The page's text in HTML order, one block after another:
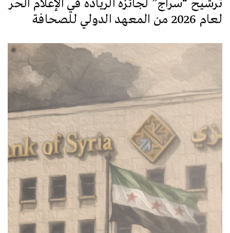
ترشيح “سراج” لجائزة الريادة في الإعلام الحر
لعام 2026 من المعهد الدولي للصحافة